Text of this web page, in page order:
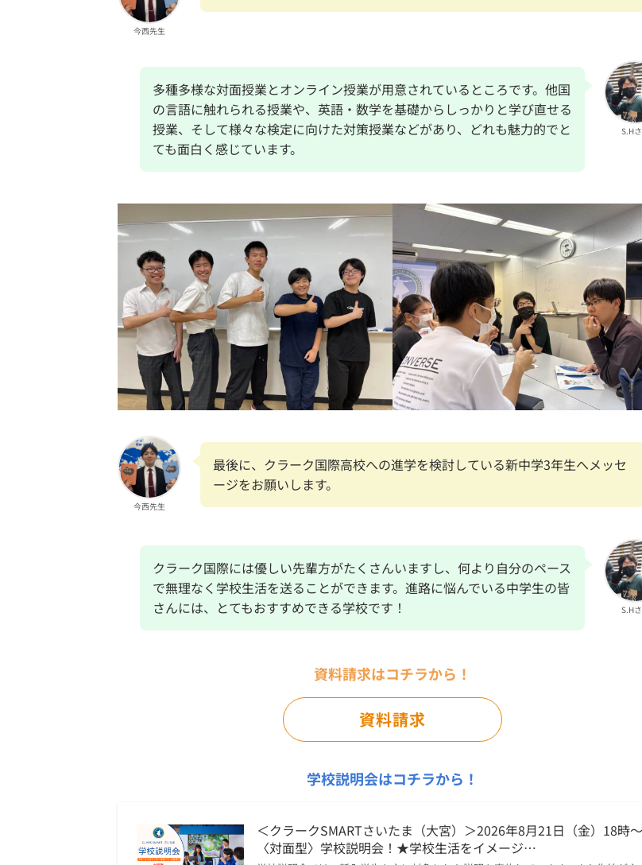
今西先生
S.H
多種多様な対面授業とオンライン授業が用意されているところです。他国
の言語に触れられる授業や、英語・数学を基礎からしっかりと学び直せる
授業、そして様々な検定に向けた対策授業などがあり、どれも魅力的でと
ても面白く感じています。
今西先生
最後に、クラーク国際高校への進学を検討している新中学3年生へメッセ
ージをお願いします。
S.H
クラーク国際には優しい先輩方がたくさんいますし、何より自分のペース
で無理なく学校生活を送ることができます。進路に悩んでいる中学生の皆
さんには、とてもおすすめできる学校です！
資料請求はコチラから！
資料請求
学校説明会はコチラから！
＜クラークSMARTさいたま（大宮）＞2026年8月21日（金）18時～
〈対面型〉学校説明会！★学校生活をイメージ…